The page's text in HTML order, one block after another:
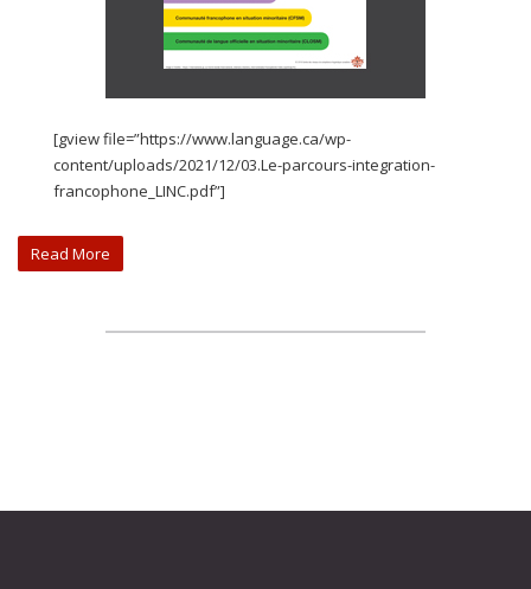
[gview file=”https://www.language.ca/wp-
content/uploads/2021/12/03.Le-parcours-integration-
francophone_LINC.pdf”]
Read More